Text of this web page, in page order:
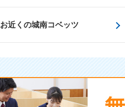
お近くの城南コベッツ